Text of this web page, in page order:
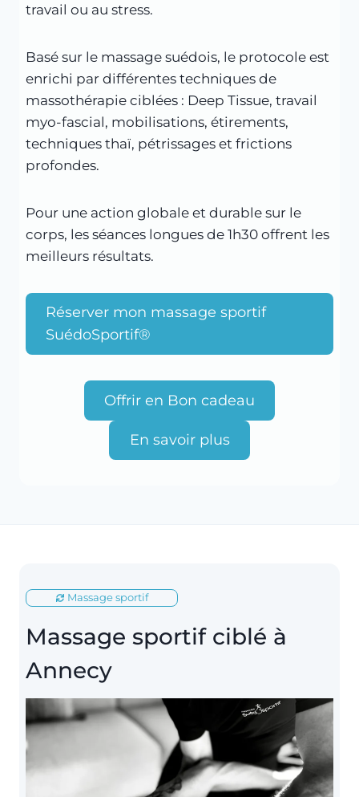
travail ou au stress.
Basé sur le massage suédois, le protocole est
enrichi par différentes techniques de
massothérapie ciblées : Deep Tissue, travail
myo-fascial, mobilisations, étirements,
techniques thaï, pétrissages et frictions
profondes.
Pour une action globale et durable sur le
corps, les séances longues de 1h30 offrent les
meilleurs résultats.
Réserver mon massage sportif
SuédoSportif®
Offrir en Bon cadeau
En savoir plus
Massage sportif
Massage sportif ciblé à
Annecy